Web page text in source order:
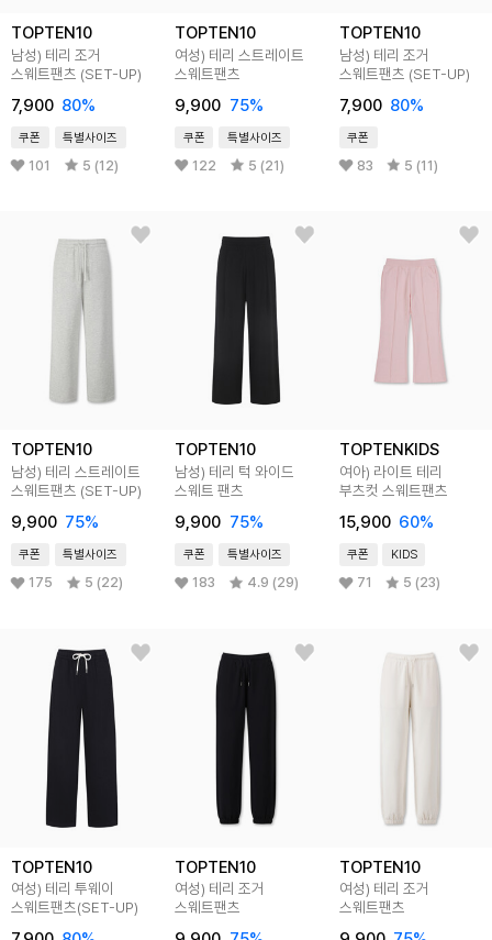
TOPTEN10
남성) 테리 조거
스웨트팬츠 (SET-UP)
7,900 80%
쿠폰 특별사이즈
101 5 (12)
TOPTEN10
여성) 테리 스트레이트
스웨트팬츠
9,900 75%
쿠폰 특별사이즈
122 5 (21)
TOPTEN10
남성) 테리 조거
스웨트팬츠 (SET-UP)
7,900 80%
쿠폰
83 5 (11)
TOPTEN10
남성) 테리 스트레이트
스웨트팬츠 (SET-UP)
9,900 75%
쿠폰 특별사이즈
175 5 (22)
TOPTEN10
남성) 테리 턱 와이드
스웨트 팬츠
9,900 75%
쿠폰 특별사이즈
183 4.9 (29)
TOPTENKIDS
여아) 라이트 테리
부츠컷 스웨트팬츠
15,900 60%
쿠폰 KIDS
71 5 (23)
TOPTEN10
여성) 테리 투웨이
스웨트팬츠(SET-UP)
TOPTEN10
여성) 테리 조거
스웨트팬츠
TOPTEN10
여성) 테리 조거
스웨트팬츠